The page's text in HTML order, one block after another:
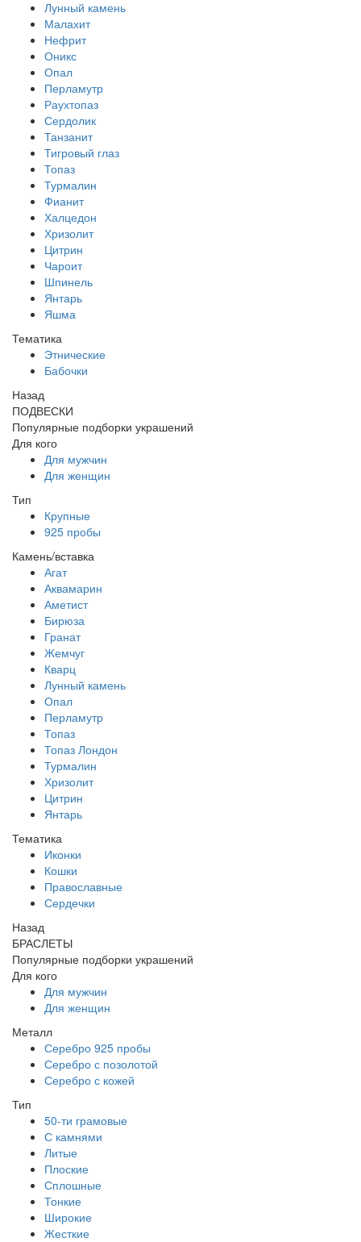
Лунный камень
Малахит
Нефрит
Оникс
Опал
Перламутр
Раухтопаз
Сердолик
Танзанит
Тигровый глаз
Топаз
Турмалин
Фианит
Халцедон
Хризолит
Цитрин
Чароит
Шпинель
Янтарь
Яшма
Тематика
Этнические
Бабочки
Назад
ПОДВЕСКИ
Популярные подборки украшений
Для кого
Для мужчин
Для женщин
Тип
Крупные
925 пробы
Камень/вставка
Агат
Аквамарин
Аметист
Бирюза
Гранат
Жемчуг
Кварц
Лунный камень
Опал
Перламутр
Топаз
Топаз Лондон
Турмалин
Хризолит
Цитрин
Янтарь
Тематика
Иконки
Кошки
Православные
Сердечки
Назад
БРАСЛЕТЫ
Популярные подборки украшений
Для кого
Для мужчин
Для женщин
Металл
Серебро 925 пробы
Серебро с позолотой
Серебро с кожей
Тип
50-ти грамовые
С камнями
Литые
Плоские
Сплошные
Тонкие
Широкие
Жесткие